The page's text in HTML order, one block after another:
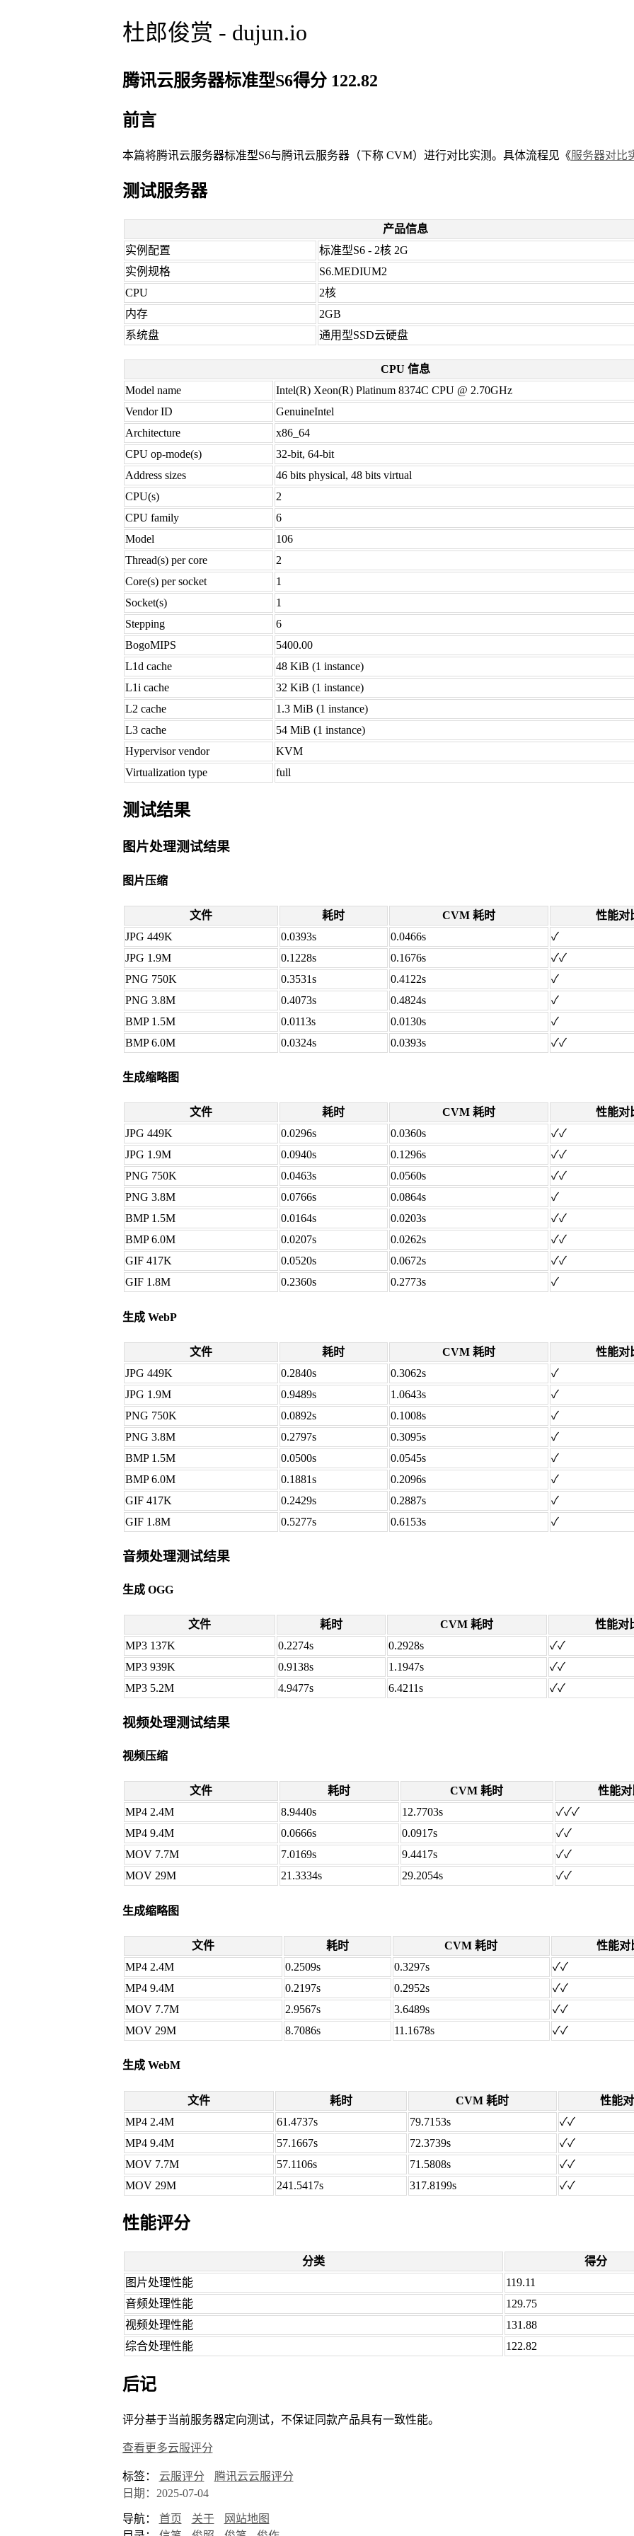
杜郎俊赏 - dujun.io
腾讯云服务器标准型S6得分 122.82
前言
本篇将腾讯云服务器标准型S6与腾讯云服务器（下称 CVM）进行对比实测。具体流程见《服务器对比
测试服务器
产品信息
实例配置
标准型S6 - 2核 2G
实例规格
S6.MEDIUM2
CPU
2核
内存
2GB
系统盘
通用型SSD云硬盘
CPU 信息
Model name
Intel(R) Xeon(R) Platinum 8374C CPU @ 2.70GHz
Vendor ID
GenuineIntel
Architecture
x86_64
CPU op-mode(s)
32-bit, 64-bit
Address sizes
46 bits physical, 48 bits virtual
CPU(s)
2
CPU family
6
Model
106
Thread(s) per core
2
Core(s) per socket
1
Socket(s)
1
Stepping
6
BogoMIPS
5400.00
L1d cache
48 KiB (1 instance)
L1i cache
32 KiB (1 instance)
L2 cache
1.3 MiB (1 instance)
L3 cache
54 MiB (1 instance)
Hypervisor vendor
KVM
Virtualization type
full
测试结果
图片处理测试结果
图片压缩
文件 耗时 CVM 耗时
性能对
JPG 449K
0.0393s 0.0466s
✓
JPG 1.9M
0.1228s 0.1676s
✓✓
PNG 750K
0.3531s 0.4122s
✓
PNG 3.8M
0.4073s 0.4824s
✓
BMP 1.5M
0.0113s 0.0130s
✓
BMP 6.0M
0.0324s 0.0393s ✓✓
生成缩略图
文件 耗时 CVM 耗时
性能对
JPG 449K
0.0296s 0.0360s
✓✓
JPG 1.9M
0.0940s 0.1296s
✓✓
PNG 750K
0.0463s 0.0560s
✓✓
PNG 3.8M
0.0766s 0.0864s
✓
BMP 1.5M
0.0164s 0.0203s
✓✓
BMP 6.0M
0.0207s 0.0262s
✓✓
GIF 417K
0.0520s 0.0672s
✓✓
GIF 1.8M
0.2360s 0.2773s ✓
生成 WebP
文件 耗时 CVM 耗时
性能对
JPG 449K
0.2840s 0.3062s
✓
JPG 1.9M
0.9489s 1.0643s
✓
PNG 750K
0.0892s 0.1008s
✓
PNG 3.8M
0.2797s 0.3095s
✓
BMP 1.5M
0.0500s 0.0545s
✓
BMP 6.0M
0.1881s 0.2096s
✓
GIF 417K
0.2429s 0.2887s
✓
GIF 1.8M
0.5277s 0.6153s ✓
音频处理测试结果
生成 OGG
文件 耗时 CVM 耗时
性能对
MP3 137K
0.2274s 0.2928s
✓✓
MP3 939K
0.9138s 1.1947s
✓✓
MP3 5.2M
4.9477s 6.4211s ✓✓
视频处理测试结果
视频压缩
文件 耗时 CVM 耗时
性能对
MP4 2.4M
8.9440s 12.7703s
✓✓✓
MP4 9.4M
0.0666s 0.0917s
✓✓
MOV 7.7M
7.0169s 9.4417s
✓✓
MOV 29M
21.3334s 29.2054s ✓✓
生成缩略图
文件 耗时 CVM 耗时
性能对
MP4 2.4M
0.2509s 0.3297s
✓✓
MP4 9.4M
0.2197s 0.2952s
✓✓
MOV 7.7M
2.9567s 3.6489s
✓✓
MOV 29M
8.7086s 11.1678s ✓✓
生成 WebM
文件 耗时 CVM 耗时
性能
MP4 2.4M
61.4737s 79.7153s
✓✓
MP4 9.4M
57.1667s 72.3739s
✓✓
MOV 7.7M
57.1106s 71.5808s
✓✓
MOV 29M
241.5417s 317.8199s ✓✓
性能评分
分类
得分
图片处理性能
119.11
音频处理性能
129.75
视频处理性能
131.88
综合处理性能
122.82
后记
评分基于当前服务器定向测试，不保证同款产品具有一致性能。
查看更多云服评分
标签： 云服评分
腾讯云云服评分
日期：2025-07-04
导航： 首页 关于
网站地图